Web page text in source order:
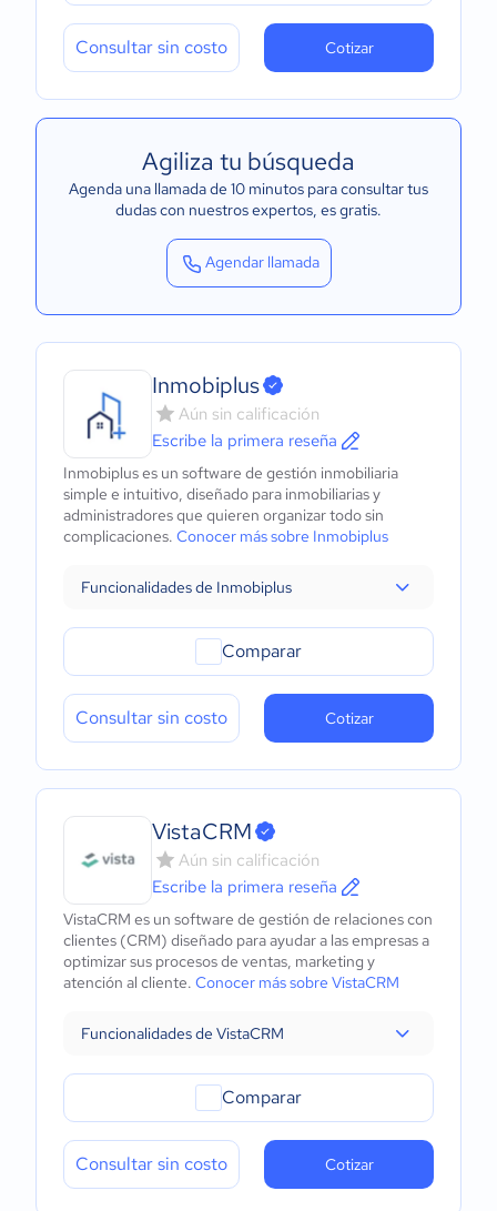
Consultar sin costo Cotizar
Agiliza tu búsqueda
Agenda una llamada de 10 minutos para consultar tus
dudas con nuestros expertos, es gratis.
Agendar llamada
Inmobiplus
Aún sin calificación
Escribe la primera reseña
Inmobiplus es un software de gestión inmobiliaria
simple e intuitivo, diseñado para inmobiliarias y
administradores que quieren organizar todo sin
complicaciones. Conocer más sobre Inmobiplus
Funcionalidades de Inmobiplus
Comparar
Consultar sin costo Cotizar
VistaCRM
Aún sin calificación
Escribe la primera reseña
VistaCRM es un software de gestión de relaciones con
clientes (CRM) diseñado para ayudar a las empresas a
optimizar sus procesos de ventas, marketing y
atención al cliente. Conocer más sobre VistaCRM
Funcionalidades de VistaCRM
Comparar
Consultar sin costo Cotizar